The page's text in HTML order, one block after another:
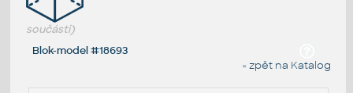
součásti)
Blok-model #18693
« zpět na Katalog